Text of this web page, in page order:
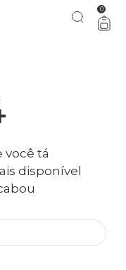
a gente aproveita! 0
você tá
disponível